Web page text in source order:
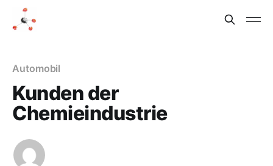
Automobil
Kunden der
Chemieindustrie